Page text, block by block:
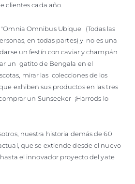
clientes cada año.
Omnibus Ubique" (Todas las
en todas partes) y no es una
un festín con caviar y champán
un gatito de Bengala en el
mirar las colecciones de los
exhiben sus productos en las tres
un Sunseeker ¡Harrods lo
nuestra historia demás de 60
que se extiende desde el nuevo
el innovador proyecto del yate